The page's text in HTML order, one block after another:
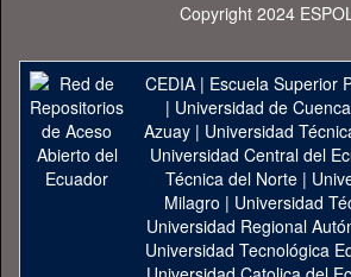
Copyright 2024
CEDIA| Escuela Superior
| Universidad de Cuenca
Azuay| Universidad
Universidad Central del
Técnica del Norte |
Milagro | Universidad
Universidad Regional
Universidad Tecnológica